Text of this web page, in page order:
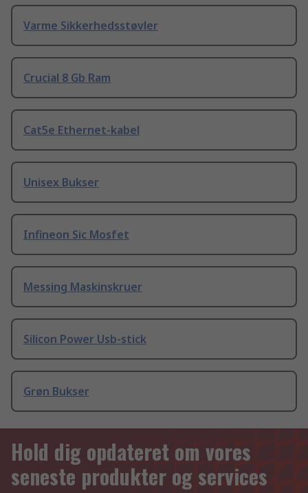
Varme Sikkerhedsstøvler
Crucial 8 Gb Ram
Cat5e Ethernet-kabel
Unisex Bukser
Infineon Sic Mosfet
Messing Maskinskruer
Silicon Power Usb-stick
Grøn Bukser
Hold dig opdateret om vores
seneste produkter og services